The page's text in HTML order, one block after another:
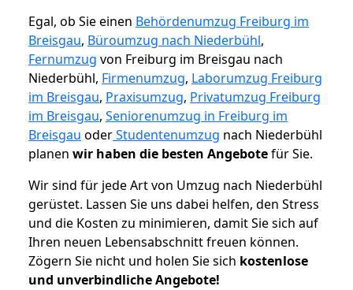
Egal, ob Sie einen Behördenumzug Freiburg im
Breisgau, Büroumzug nach Niederbühl,
Fernumzug von Freiburg im Breisgau nach
Niederbühl, Firmenumzug, Laborumzug Freiburg
im Breisgau, Praxisumzug, Privatumzug Freiburg
im Breisgau, Seniorenumzug in Freiburg im
Breisgau oderStudentenumzug nach Niederbühl
planen wir haben die besten Angebotefür Sie.
Wir sind für jede Art von Umzug nach Niederbühl
gerüstet. Lassen Sie uns dabei helfen, den Stress
und die Kosten zu minimieren, damit Sie sich auf
Ihren neuen Lebensabschnitt freuen können.
Zögern Sie nicht und holen Sie sich kostenlose
und unverbindliche Angebote!